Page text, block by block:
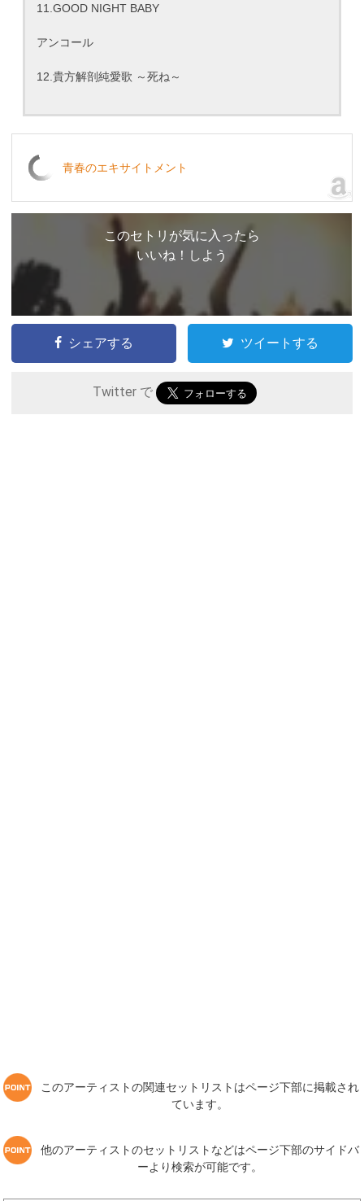
11.GOOD NIGHT BABY
アンコール
12.貴方解剖純愛歌 ～死ね～
青春のエキサイトメント
このセトリが気に入ったら
いいね！しよう
シェアする ツイートする
Twitter で
このアーティストの関連セットリストはページ下部に掲載され
ています。
他のアーティストのセットリストなどはページ下部のサイドバ
ーより検索が可能です。